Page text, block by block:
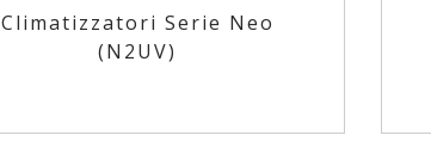
Climatizzatori Serie Neo
(Ν2UV)